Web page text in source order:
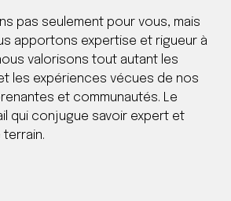
pas seulement pour vous, mais
apportons expertise et rigueur à
valorisons tout autant les
les expériences vécues de nos
et communautés. Le
qui conjugue savoir expert et